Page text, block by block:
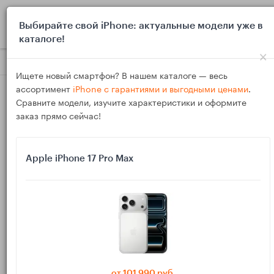
Блог Выбор и покупка Как выбрать кабель USB‑C: чем
04
Как выбрать кабель USB‑C: чем отличаются
зарядные, «для данных» и для монитора
Выбирайте свой iPhone: актуальные модели уже в
каталоге!
×
Ищете новый смартфон? В нашем каталоге — весь
ассортимент iPhone с гарантиями и выгодными ценами.
Сравните модели, изучите характеристики и оформите
заказ прямо сейчас!
Apple iPhone 17 Pro Max